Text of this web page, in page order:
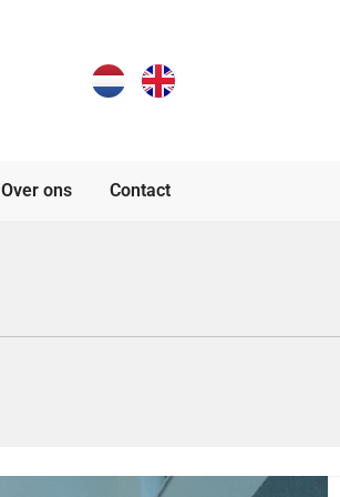
Over ons Contact